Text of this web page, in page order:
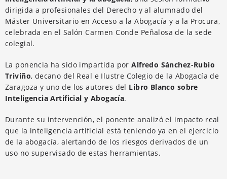
dirigida a profesionales del Derecho y al alumnado del
Máster Universitario en Acceso a la Abogacía y a la Procura,
celebrada en el Salón Carmen Conde Peñalosa de la sede
colegial.
La ponencia ha sido impartida porAlfredo Sánchez-Rubio
Triviño, decano del Real e Ilustre Colegio de la Abogacía de
Zaragoza y uno de los autores del Libro Blanco sobre
Inteligencia Artificial y Abogacía.
Durante su intervención, el ponente analizó el impacto real
que la inteligencia artificial está teniendo ya en el ejercicio
de la abogacía, alertando de los riesgos derivados de un
uso no supervisado de estas herramientas.